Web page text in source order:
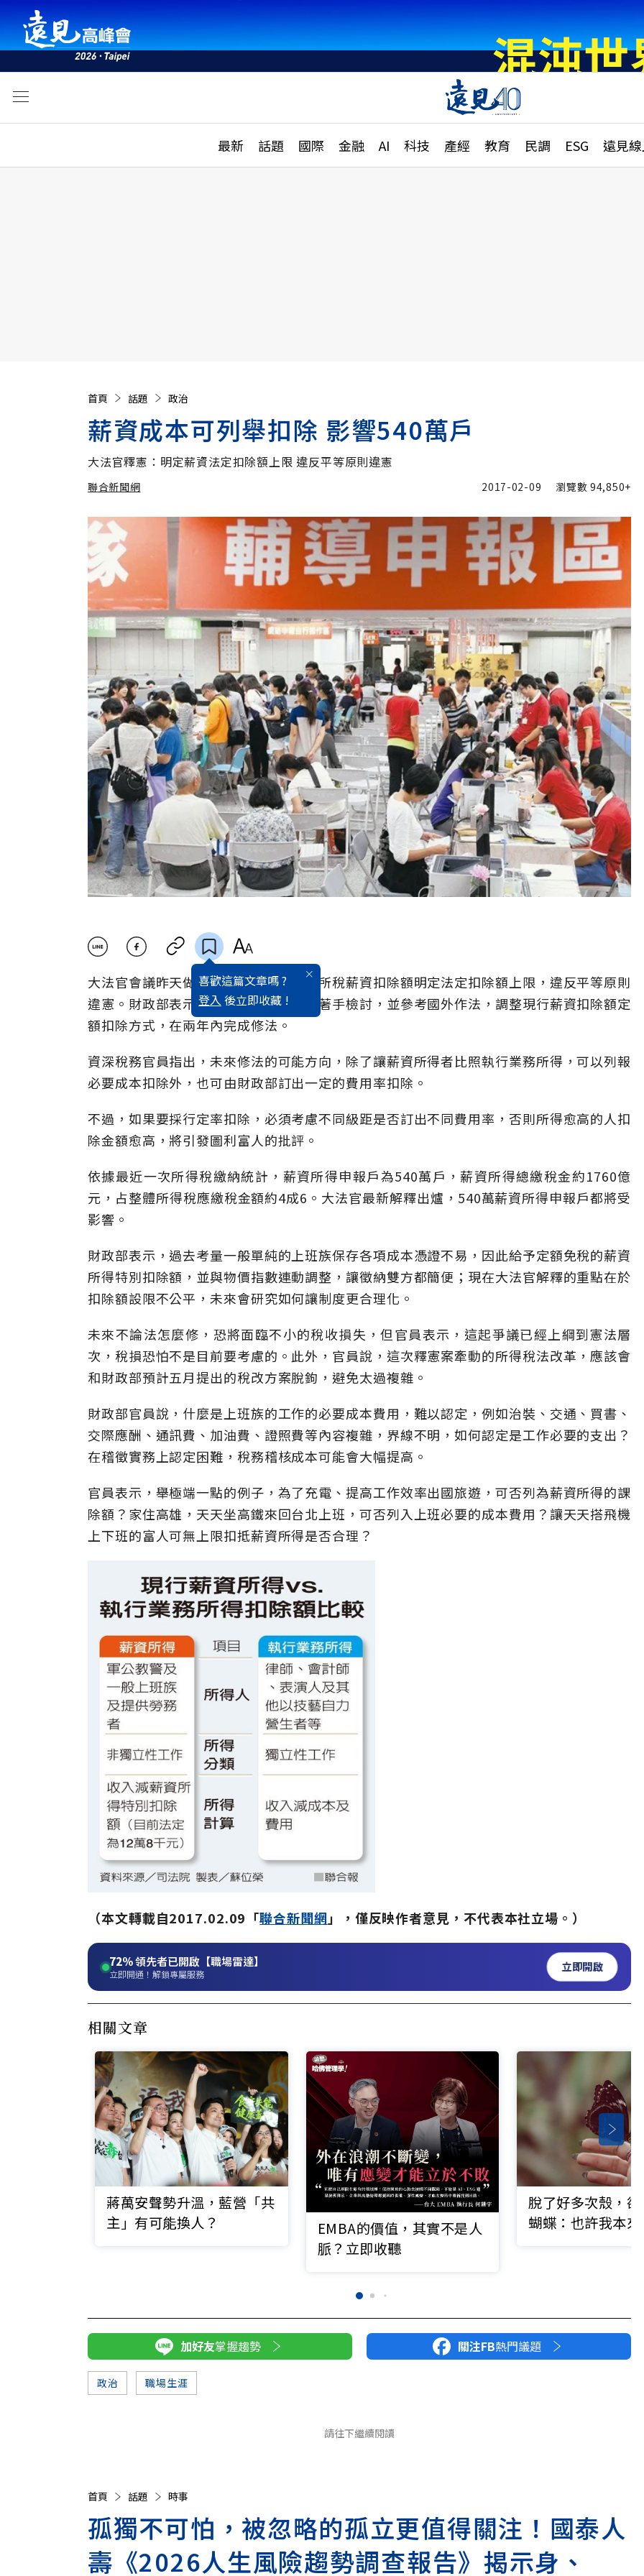
最新 話題 國際 金融 AI 科技 產經 教育 民調 ESG 遠見
活動
話題
國際
特輯
大學升學、職涯攻略
縣市施政調查全解析
首頁 話題 政治
薪資成本可列舉扣除 影響540萬戶
大法官釋憲：明定薪資法定扣除額上限 違反平等原則違憲
聯合新聞網
聯合新聞網 加入追蹤
2017-02-09 瀏覽數94,850+
喜歡這篇文章嗎 ?
登入 後立即收藏 !
大法官會議昨天做出七四五號解釋，綜所稅薪資扣除額明定法定扣除額上限，違反平等原則
違憲。財政部表示，將依大法官解釋，著手檢討，並參考國外作法，調整現行薪資扣除額定
額扣除方式，在兩年內完成修法。
資深稅務官員指出，未來修法的可能方向，除了讓薪資所得者比照執行業務所得，可以列報
必要成本扣除外，也可由財政部訂出一定的費用率扣除。
不過，如果要採行定率扣除，必須考慮不同級距是否訂出不同費用率，否則所得愈高的人扣
除金額愈高，將引發圖利富人的批評。
依據最近一次所得稅繳納統計，薪資所得申報戶為540萬戶，薪資所得總繳稅金約1760億
元，占整體所得稅應繳稅金額約4成6。大法官最新解釋出爐，540萬薪資所得申報戶都將受
影響。
財政部表示，過去考量一般單純的上班族保存各項成本憑證不易，因此給予定額免稅的薪資
所得特別扣除額，並與物價指數連動調整，讓徵納雙方都簡便；現在大法官解釋的重點在於
扣除額設限不公平，未來會研究如何讓制度更合理化。
未來不論法怎麼修，恐將面臨不小的稅收損失，但官員表示，這起爭議已經上綱到憲法層
次，稅損恐怕不是目前要考慮的。此外，官員說，這次釋憲案牽動的所得稅法改革，應該會
和財政部預計五月提出的稅改方案脫鉤，避免太過複雜。
財政部官員說，什麼是上班族的工作的必要成本費用，難以認定，例如治裝、交通、買書、
交際應酬、通訊費、加油費、證照費等內容複雜，界線不明，如何認定是工作必要的支出？
在稽徵實務上認定困難，稅務稽核成本可能會大幅提高。
官員表示，舉極端一點的例子，為了充電、提高工作效率出國旅遊，可否列為薪資所得的課
除額？家住高雄，天天坐高鐵來回台北上班，可否列入上班必要的成本費用？讓天天搭飛機
上下班的富人可無上限扣抵薪資所得是否合理？
（本文轉載自2017.02.09「聯合新聞網 」，僅反映作者意見，不代表本社立場。）
72%領先者已開啟【職場雷達】
立即開通！解鎖專屬服務
立即開啟
相關文章
蔣萬安聲勢升溫，藍營「共
主」有可能換人？
EMBA的價值，其實不是人
脈？立即收聽
脫了好多次殼，
蝴蝶：也許我本
加好友掌握趨勢 關注FB熱門議題
政治 職場生涯
請往下繼續閱讀
首頁 話題 時事
孤獨不可怕，被忽略的孤立更值得關注！國泰人
壽《2026人生風險趨勢調查報告》揭示身、